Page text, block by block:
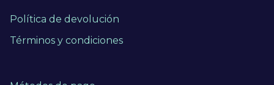
Política de devolución
Términos y condiciones